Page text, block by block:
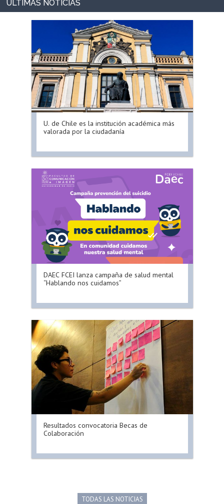
U. de Chile es la institución académica más
valorada por la ciudadanía
DAEC FCEI lanza campaña de salud mental
“Hablando nos cuidamos”
Resultados convocatoria Becas de
Colaboración
TODAS LAS NOTICIAS